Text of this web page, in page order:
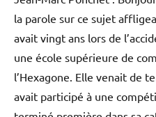
la parole sur ce sujet
avait vingt ans lors de
une école supérieure de
l’Hexagone. Elle venait de
avait participé à une